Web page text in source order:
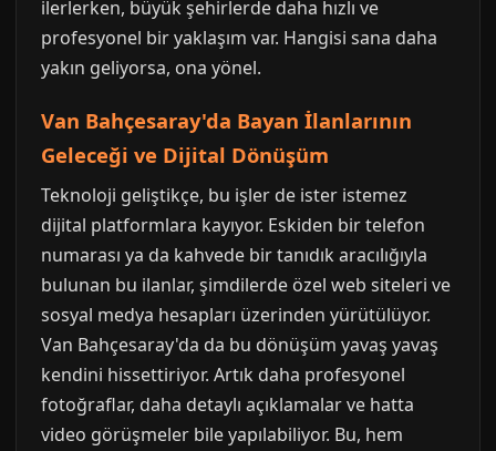
ilerlerken, büyük şehirlerde daha hızlı ve
profesyonel bir yaklaşım var. Hangisi sana daha
yakın geliyorsa, ona yönel.
Van Bahçesaray'da Bayan İlanlarının
Geleceği ve Dijital Dönüşüm
Teknoloji geliştikçe, bu işler de ister istemez
dijital platformlara kayıyor. Eskiden bir telefon
numarası ya da kahvede bir tanıdık aracılığıyla
bulunan bu ilanlar, şimdilerde özel web siteleri ve
sosyal medya hesapları üzerinden yürütülüyor.
Van Bahçesaray'da da bu dönüşüm yavaş yavaş
kendini hissettiriyor. Artık daha profesyonel
fotoğraflar, daha detaylı açıklamalar ve hatta
video görüşmeler bile yapılabiliyor. Bu, hem